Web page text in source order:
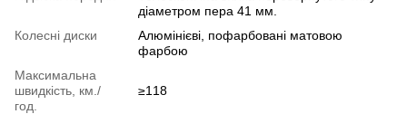
діаметром пера 41 мм.
Колесні диски
Алюмінієві, пофарбовані матовою
фарбою
Максимальна
швидкість, км./
год.
≥118